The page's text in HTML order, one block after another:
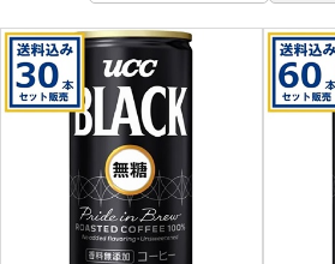
スイーツ
お菓子
飲料
酒類
商品名
新着順
発売日順
価格が安い
価格が高い
お気に入り登録数